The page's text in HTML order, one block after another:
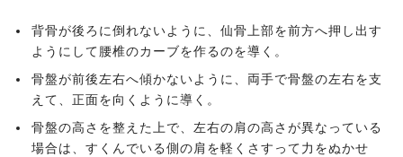
背骨が後ろに倒れないように、仙骨上部を前方へ押し出す
ようにして腰椎のカーブを作るのを導く。
骨盤が前後左右へ傾かないように、両手で骨盤の左右を支
えて、正面を向くように導く。
骨盤の高さを整えた上で、左右の肩の高さが異なっている
場合は、すくんでいる側の肩を軽くさすって力をぬかせ